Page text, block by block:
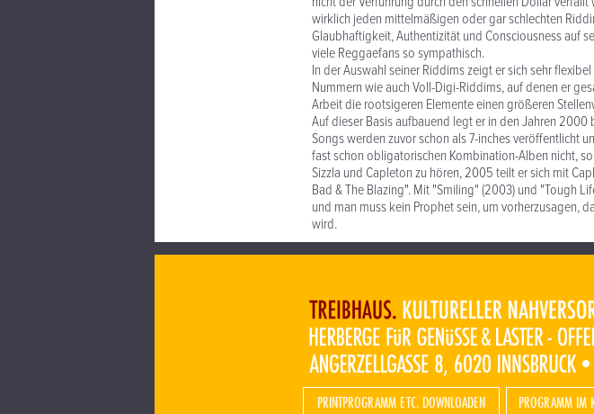
wirklich jeden mittelmäßigen oder gar schlechten
Glaubhaftigkeit, Authentizität und Consciousness auf
viele Reggaefans so sympathisch.
In der Auswahl seiner Riddims zeigt er sich sehr
Nummern wie auch Voll-Digi-Riddims, auf denen er
Arbeit die rootsigeren Elemente einen größeren
Auf dieser Basis aufbauend legt er in den Jahren
Songs werden zuvor schon als 7-inches veröffentlicht
fast schon obligatorischen Kombination-Alben nicht,
Sizzla und Capleton zu hören, 2005 teilt er sich mit
Bad & The Blazing". Mit "Smiling" (2003) und "Tough
und man muss kein Prophet sein, um vorherzusagen,
wird.
PRINTPROGRAMM ETC. DOWNLOADEN PROGRAMM IM